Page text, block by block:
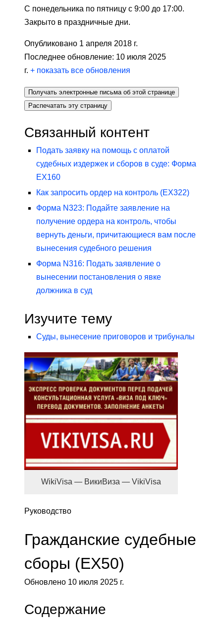
С понедельника по пятницу с 9:00 до 17:00.
Закрыто в праздничные дни.
Опубликовано 1 апреля 2018 г.
Последнее обновление: 10 июля 2025
г. + показать все обновления
Получать электронные письма об этой странице
Распечатать эту страницу
Связанный контент
Подать заявку на помощь с оплатой
судебных издержек и сборов в суде: Форма
EX160
Как запросить ордер на контроль (EX322)
Форма N323: Подайте заявление на
получение ордера на контроль, чтобы
вернуть деньги, причитающиеся вам после
вынесения судебного решения
Форма N316: Подать заявление о
вынесении постановления о явке
должника в суд
Изучите тему
Суды, вынесение приговоров и трибуналы
WikiVisa — ВикиВиза — VikiVisa
Руководство
Гражданские судебные
сборы (EX50)
Обновлено 10 июля 2025 г.
Содержание